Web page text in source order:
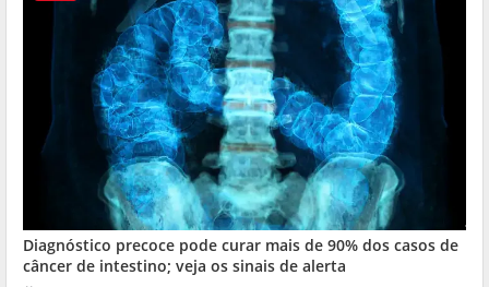
Diagnóstico precoce pode curar mais de 90% dos casos de
câncer de intestino; veja os sinais de alerta